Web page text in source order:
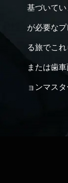
基づいて
が必要な
る旅でこ
または歯
ョンマスタ